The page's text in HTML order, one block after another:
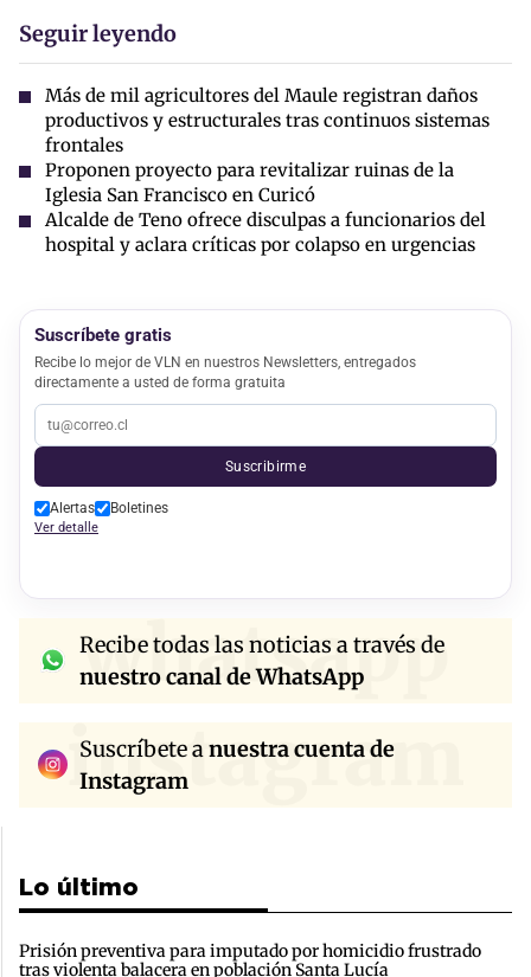
Seguir leyendo
Más de mil agricultores del Maule registran daños
productivos y estructurales tras continuos sistemas
frontales
Proponen proyecto para revitalizar ruinas de la
Iglesia San Francisco en Curicó
Alcalde de Teno ofrece disculpas a funcionarios del
hospital y aclara críticas por colapso en urgencias
Suscríbete gratis
Recibe lo mejor de VLN en nuestros Newsletters, entregados
directamente a usted de forma gratuita
Suscribirme
Alertas Boletines
Ver detalle
whatsapp
Recibe todas las noticias a través de
nuestro canal de WhatsApp
instagram
Suscríbete anuestra cuenta de
Instagram
Lo último
Prisión preventiva para imputado por homicidio frustrado
tras violenta balacera en población Santa Lucía